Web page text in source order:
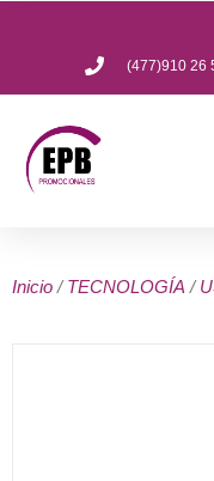
(477)910 26
Inicio /TECNOLOGÍA /